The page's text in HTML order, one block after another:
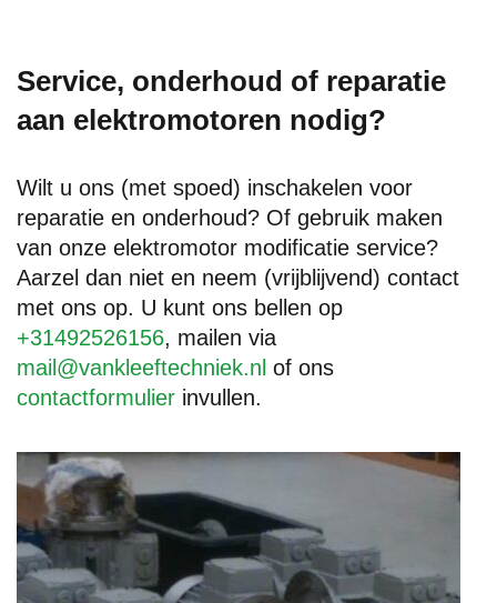
Service, onderhoud of reparatie
aan elektromotoren nodig?
Wilt u ons (met spoed) inschakelen voor
reparatie en onderhoud? Of gebruik maken
van onze elektromotor modificatie service?
Aarzel dan niet en neem (vrijblijvend) contact
met ons op. U kunt ons bellen op
+31492526156, mailen via
mail@vankleeftechniek.nl of ons
contactformulier invullen.